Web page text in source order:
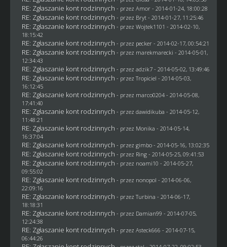
RE: Zgłaszanie kont rodzinnych - przez Amor - 2014-01-24, 18:00:28
RE: Zgłaszanie kont rodzinnych - przez Bryt- 2014-01-27, 11:25:46
RE: Zgłaszanie kont rodzinnych - przez Wojtek1101 - 2014-02-10,
18:15:42
RE: Zgłaszanie kont rodzinnych - przez pecker- 2014-02-17, 00:54:21
RE: Zgłaszanie kont rodzinnych - przez marekmarecki - 2014-05-01,
12:34:43
RE: Zgłaszanie kont rodzinnych - przez adzik7 - 2014-05-02, 13:49:46
RE: Zgłaszanie kont rodzinnych - przezTropiciel - 2014-05-03,
16:12:45
RE: Zgłaszanie kont rodzinnych - przez marco0204- 2014-05-08,
17:41:40
RE: Zgłaszanie kont rodzinnych - przez dawidikuba - 2014-05-12,
11:48:21
RE: Zgłaszanie kont rodzinnych - przez Monika - 2014-05-14,
16:37:04
RE: Zgłaszanie kont rodzinnych - przez gimbo- 2014-05-16, 13:02:35
RE: Zgłaszanie kont rodzinnych - przez Ring- 2014-05-25, 09:41:53
RE: Zgłaszanie kont rodzinnych - przez noami10 - 2014-05-27,
09:55:02
RE: Zgłaszanie kont rodzinnych - przez nonopol - 2014-06-06,
22:09:16
RE: Zgłaszanie kont rodzinnych - przez Turbina - 2014-06-17,
18:18:31
RE: Zgłaszanie kont rodzinnych - przez Damian99 - 2014-07-05,
12:24:38
RE: Zgłaszanie kont rodzinnych - przez Asteck666 - 2014-07-15,
06:44:26